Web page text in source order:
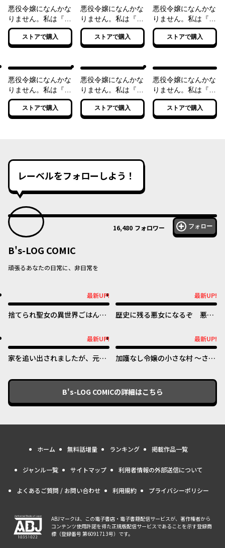
悪役令嬢になんかな
りません。私は『普
通』の公爵令嬢で
ストアで購入
悪役令嬢になんかな
りません。私は『普
通』の公爵令嬢で
す！ ２ストアで購入
悪役令嬢になんかな
りません。私は『普
通』の公爵令嬢で
す！ ３ストアで購入
悪役令嬢になんかな
りません。私は『普
通』の公爵令嬢で
す！ ４ストアで購入
悪役令嬢になんかな
りません。私は『普
通』の公爵令嬢で
す！ ５ストアで購入
悪役令嬢になんかな
りません。私は『普
通』の公爵令嬢で
す！ ６ストアで購入
レーベルをフォローしよう！
16,480 フォロワー フォロー
B's-LOG COMIC
頑張るあなたの日常に、非日常を
最新UP!
捨てられ聖女の異世界ごはん
最新UP!
歴史に残る悪女になるぞ 悪役
最新UP!
家を追い出されましたが、元気
法と前世知識で快適便利なセカ
最新UP!
加護なし令嬢の小さな村 ～さ
～
B's-LOG COMICの詳細はこちら
ホーム 無料話増量 ランキング 掲載作品一覧
ジャンル一覧 サイトマップ 利用者情報の外部送信について
よくあるご質問 / お問い合わせ 利用規約 プライバシーポリシー
ABJマークは、この電子書店・電子書籍配信サービスが、著作権者から
コンテンツ使用許諾を得た正規版配信サービスであることを示す登録商
標（登録番号 第6091713号）です。